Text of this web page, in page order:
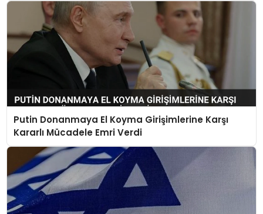
Putin Donanmaya El Koyma Girişimlerine Karşı
Kararlı Mücadele Emri Verdi